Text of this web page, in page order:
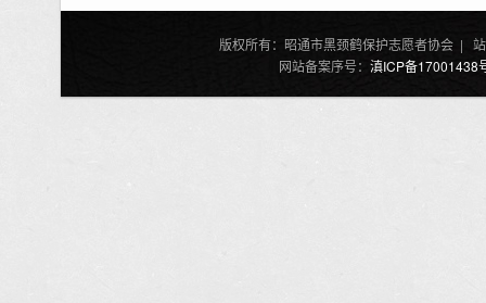
版权所有：昭通市黑颈鹤保护志愿者协会 |
网站备案序号： 滇ICP备17001438